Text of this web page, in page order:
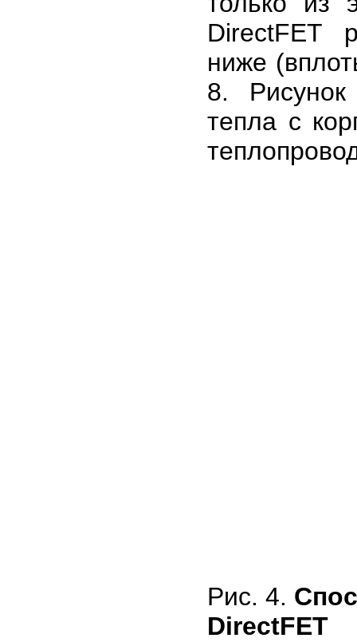
DirectFET
ниже
8.
тепла с
Рис. 4.
DirectFET